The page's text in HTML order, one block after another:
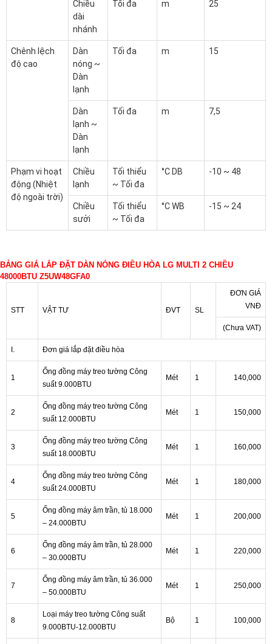
Chiều
dài
nhánh
Tối đa m 25
Chênh lệch
độ cao
Dàn
nóng ~
Dàn
lạnh
Tối đa m 15
Dàn
lạnh ~
Dàn
lạnh
Tối đa m 7,5
Phạm vi hoạt
động (Nhiệt
độ ngoài trời)
Chiều
lạnh
Tối thiểu
~ Tối đa
°C DB -10 ~ 48
Chiều
sưởi
Tối thiểu
~ Tối đa
°C WB -15 ~ 24
BẢNG GIÁ LẮP ĐẶT DÀN NÓNG ĐIỀU HÒA LG MULTI 2 CHIỀU
48000BTU Z5UW48GFA0
STT VẬT TƯ ĐVT SL
ĐƠN GIÁ
VNĐ
(Chưa VAT)
I. Đơn giá lắp đặt điều hòa
1
Ống đồng máy treo tường Công
suất 9.000BTU
Mét 1 140,000
2
Ống đồng máy treo tường Công
suất 12.000BTU
Mét 1 150,000
3
Ống đồng máy treo tường Công
suất 18.000BTU
Mét 1 160,000
4
Ống đồng máy treo tường Công
suất 24.000BTU
Mét 1 180,000
5
Ống đồng máy âm trần, tủ 18.000
– 24.000BTU
Mét 1 200,000
6
Ống đồng máy âm trần, tủ 28.000
– 30.000BTU
Mét 1 220,000
7
Ống đồng máy âm trần, tủ 36.000
– 50.000BTU
Mét 1 250,000
8
Loại máy treo tường Công suất
9.000BTU-12.000BTU
Bộ 1 100,000